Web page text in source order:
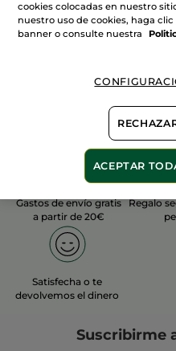
Ver más
SOIN VEG CAP NUTRI 2
Gastos de envío gratis
a partir de 20€
Regalo
Satisfecha o te
devolvemos el dinero
Suscribirme
cookies colocadas en nuestro
nuestro uso de cookies, haga
banner o consulte nuestra
ACEPTAR